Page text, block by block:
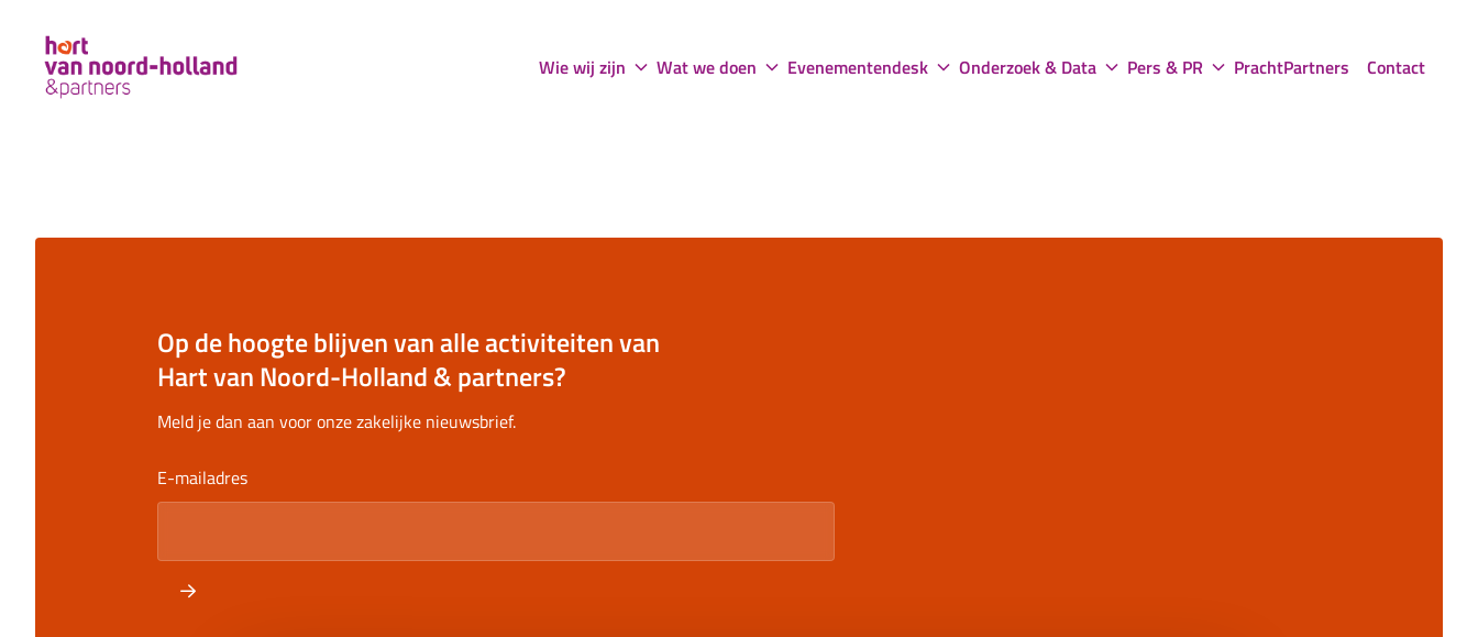
Wie wij zijn Wat we doen Evenementendesk Onderzoek & Data Pers & PR PrachtPartners Contact
Op de hoogte blijven van alle activiteiten van
Hart van Noord-Holland & partners?
Meld je dan aan voor onze zakelijke nieuwsbrief.
E-mailadres